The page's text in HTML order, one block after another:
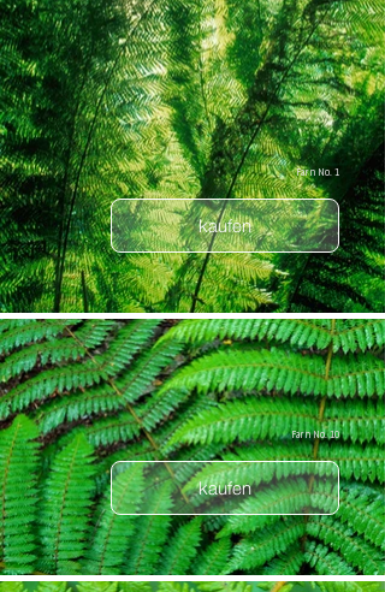
Farn No. 1
kaufen
Farn No. 10
kaufen